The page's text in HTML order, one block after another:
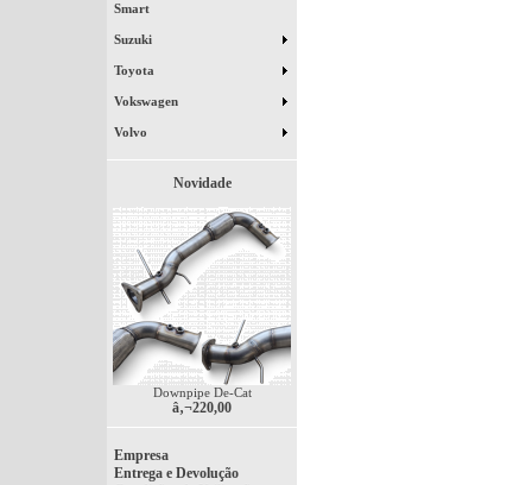
Smart
Suzuki
Toyota
Vokswagen
Volvo
Novidade
Downpipe De-Cat
â‚¬220,00
Empresa
Entrega e Devolução